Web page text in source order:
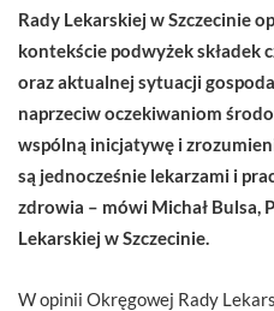
Rady Lekarskiej w Szczecinie
kontekście podwyżek składek
oraz aktualnej sytuacji
naprzeciw oczekiwaniom
wspólną inicjatywę i
są jednocześnie lekarzami i
zdrowia – mówi Michał Bulsa,
Lekarskiej w Szczecinie.
W opinii Okręgowej Rady